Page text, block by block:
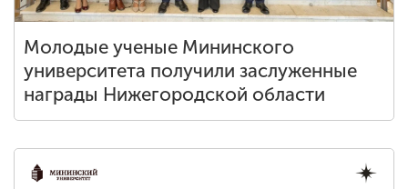
Молодые ученые Мининского
университета получили заслуженные
награды Нижегородской области